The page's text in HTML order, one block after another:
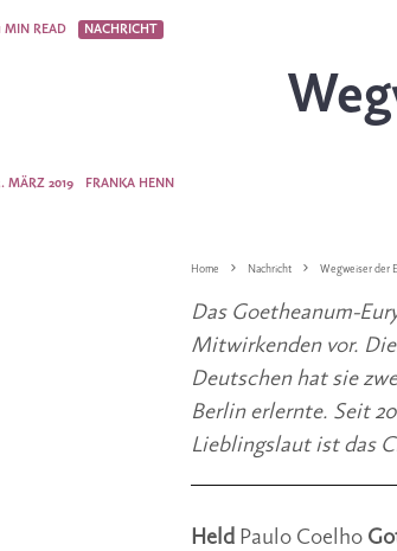
NACHRICHT
MIN READ
FRANKA HENN
MÄRZ 2019
Home Nachricht Wegweiser der
Das Goetheanum-
Mitwirkenden vor.
Deutschen hat sie
Berlin erlernte. Seit
Lieblingslaut ist das
Held Paulo Coelho